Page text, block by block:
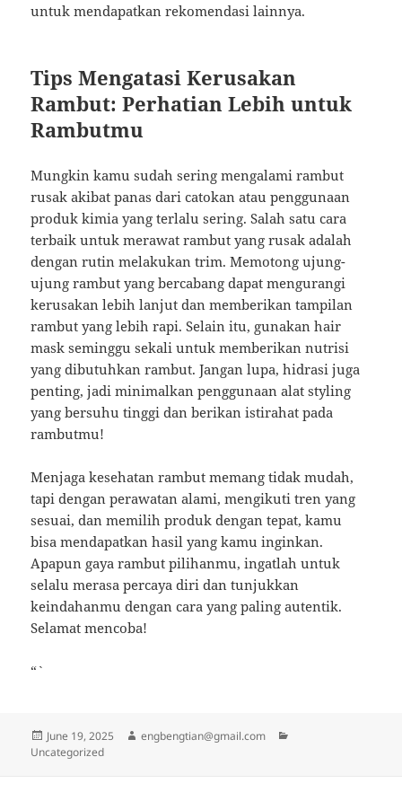
untuk mendapatkan rekomendasi lainnya.
Tips Mengatasi Kerusakan
Rambut: Perhatian Lebih untuk
Rambutmu
Mungkin kamu sudah sering mengalami rambut
rusak akibat panas dari catokan atau penggunaan
produk kimia yang terlalu sering. Salah satu cara
terbaik untuk merawat rambut yang rusak adalah
dengan rutin melakukan trim. Memotong ujung-
ujung rambut yang bercabang dapat mengurangi
kerusakan lebih lanjut dan memberikan tampilan
rambut yang lebih rapi. Selain itu, gunakan hair
mask seminggu sekali untuk memberikan nutrisi
yang dibutuhkan rambut. Jangan lupa, hidrasi juga
penting, jadi minimalkan penggunaan alat styling
yang bersuhu tinggi dan berikan istirahat pada
rambutmu!
Menjaga kesehatan rambut memang tidak mudah,
tapi dengan perawatan alami, mengikuti tren yang
sesuai, dan memilih produk dengan tepat, kamu
bisa mendapatkan hasil yang kamu inginkan.
Apapun gaya rambut pilihanmu, ingatlah untuk
selalu merasa percaya diri dan tunjukkan
keindahanmu dengan cara yang paling autentik.
Selamat mencoba!
“`
Posted
on
June 19, 2025 Author
engbengtian@gmail.com
Uncategorized